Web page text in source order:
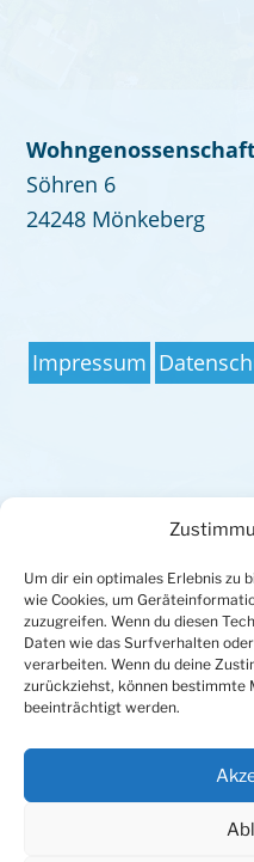
Um dir ein optimales Erlebnis zu
wie Cookies, um
zuzugreifen. Wenn du diesen
Daten wie das Surfverhalten
verarbeiten. Wenn du deine
zurückziehst, können bestimmte
beeinträchtigt werden.
Söhren 6
24248 Mönkeberg
Impressum
Keine Veranstaltungen